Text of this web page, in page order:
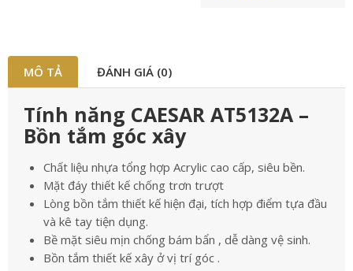
MÔ TẢ ĐÁNH GIÁ (0)
Tính năng CAESAR AT5132A –
Bồn tắm góc xây
Chất liệu nhựa tổng hợp Acrylic cao cấp, siêu bền.
Mặt đáy thiết kế chống trơn trượt
Lòng bồn tắm thiết kế hiện đại, tích hợp điểm tựa đầu
và kê tay tiện dụng.
Bề mặt siêu mịn chống bám bẩn , dễ dàng vệ sinh.
Bồn tắm thiết kế xây ở vị trí góc .